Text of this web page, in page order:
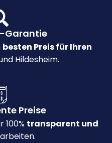
Garantie
besten Preis für Ihren
Hildesheim.
Preise
100% transparent und
arbeiten.